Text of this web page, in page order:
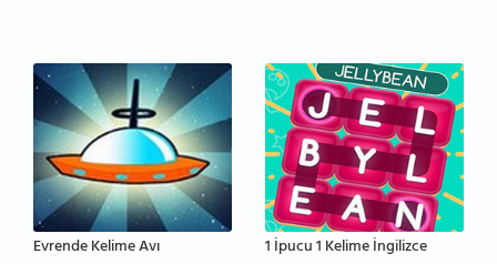
Evrende Kelime Avı 1 İpucu 1 Kelime İngilizce